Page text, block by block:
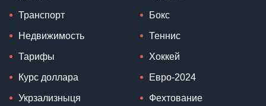
Транспорт
Недвижимость
Тарифы
Курс доллара
Укрзализныця
Бокс
Теннис
Хоккей
Евро-2024
Фехтование